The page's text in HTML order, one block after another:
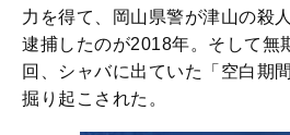
力を得て、岡山県警が津山の殺
逮捕したのが2018年。そして無
回、シャバに出ていた「空白期
掘り起こされた。